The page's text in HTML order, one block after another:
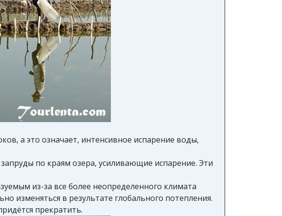
а это означает, интенсивное испарение воды,
по краям озера, усиливающие испарение. Эти
из-за все более неопределенного климата
изменяться в результате глобального потепления.
прекратить.